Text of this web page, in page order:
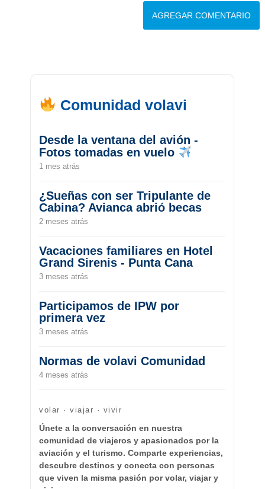
Comunidad volavi
Desde la ventana del avión -
Fotos tomadas en vuelo
1 mes atrás
¿Sueñas con ser Tripulante de
Cabina? Avianca abrió becas
2 meses atrás
Vacaciones familiares en Hotel
Grand Sirenis - Punta Cana
3 meses atrás
Participamos de IPW por
primera vez
3 meses atrás
Normas de volavi Comunidad
4 meses atrás
volar · viajar · vivir
Únete a la conversación en nuestra
comunidad de viajeros y apasionados por la
aviación y el turismo. Comparte experiencias,
descubre destinos y conecta con personas
que viven la misma pasión por volar, viajar y